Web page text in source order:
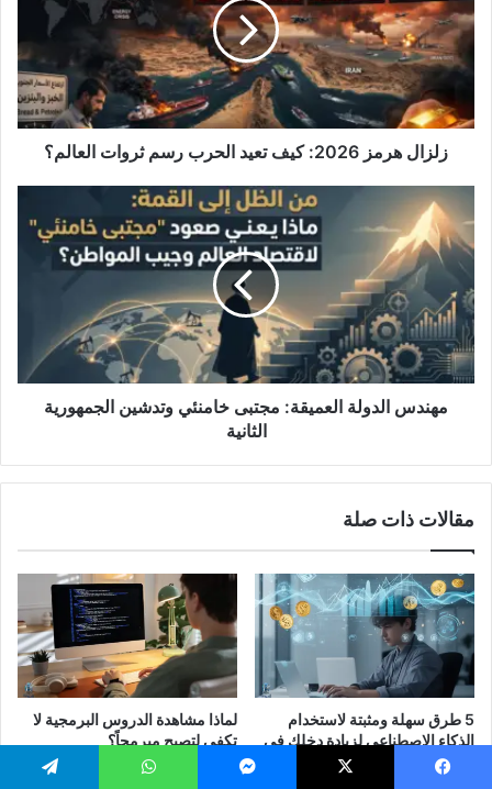
كيف
تعيد
الحرب
ثروات
العالم؟
زلزال هرمز 2026: كيف تعيد الحرب رسم ثروات العالم؟
مهندس
الدولة
العميقة:
مجتبى
خامنئي
وتدشين
الجمهورية
الثانية
مهندس الدولة العميقة: مجتبى خامنئي وتدشين الجمهورية
الثانية
مقالات ذات صلة
5 طرق سهلة ومثبتة لاستخدام
الذكاء الاصطناعي لزيادة دخلك في
2026
لماذا مشاهدة الدروس البرمجية لا
تكفي لتصبح مبرمجاً؟
15/02/2026